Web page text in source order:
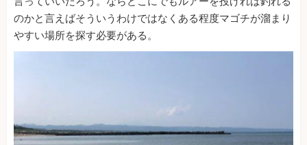
のかと言えばそういうわけではなくある程度マゴチが溜まり
やすい場所を探す必要がある。